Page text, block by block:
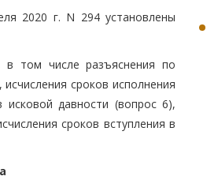
2020 г. N 294 установлены
том числе разъяснения по
сроков исполнения
исковой давности (вопрос 6),
сроков вступления в